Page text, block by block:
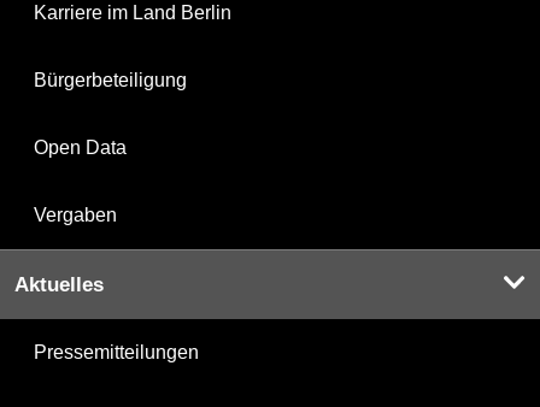
Karriere im Land Berlin
Bürgerbeteiligung
Open Data
Vergaben
Aktuelles
Pressemitteilungen